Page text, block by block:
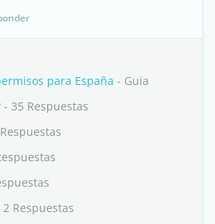
para España - Guia
- 35 Respuestas
2 Respuestas